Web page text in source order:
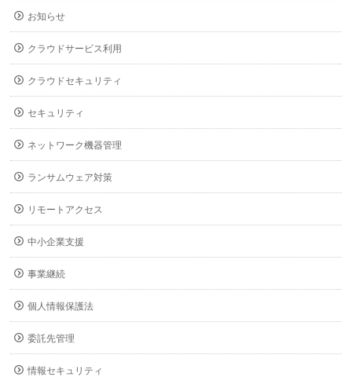
お知らせ
クラウドサービス利用
クラウドセキュリティ
セキュリティ
ネットワーク機器管理
ランサムウェア対策
リモートアクセス
中小企業支援
事業継続
個人情報保護法
委託先管理
情報セキュリティ